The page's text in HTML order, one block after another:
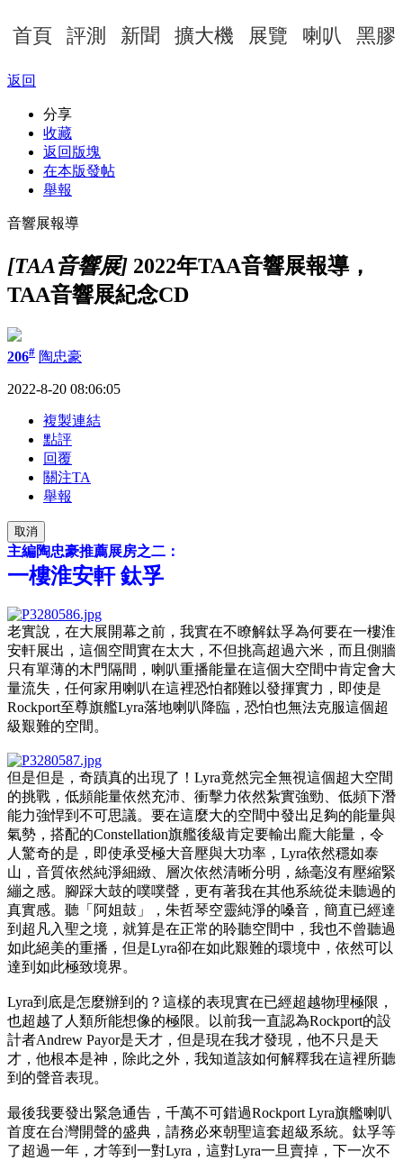
首頁 評測 新聞 擴大機 展覽 喇叭 黑膠
返回
分享
收藏
返回版塊
在本版發帖
舉報
音響展報導
[TAA音響展] 2022年TAA音響展報導，
TAA音響展紀念CD
206# 陶忠豪
2022-8-20 08:06:05
複製連結
點評
回覆
關注TA
舉報
取消
主編陶忠豪推薦展房之二：
一樓淮安軒鈦孚
老實說，在大展開幕之前，我實在不瞭解鈦孚為何要在一樓淮
安軒展出，這個空間實在太大，不但挑高超過六米，而且側牆
只有單薄的木門隔間，喇叭重播能量在這個大空間中肯定會大
量流失，任何家用喇叭在這裡恐怕都難以發揮實力，即使是
Rockport至尊旗艦Lyra落地喇叭降臨，恐怕也無法克服這個超
級艱難的空間。
但是但是，奇蹟真的出現了！Lyra竟然完全無視這個超大空間
的挑戰，低頻能量依然充沛、衝擊力依然紮實強勁、低頻下潛
能力強悍到不可思議。要在這麼大的空間中發出足夠的能量與
氣勢，搭配的Constellation旗艦後級肯定要輸出龐大能量，令
人驚奇的是，即使承受極大音壓與大功率，Lyra依然穩如泰
山，音質依然純淨細緻、層次依然清晰分明，絲毫沒有壓縮緊
繃之感。腳踩大鼓的噗噗聲，更有著我在其他系統從未聽過的
真實感。聽「阿姐鼓」，朱哲琴空靈純淨的嗓音，簡直已經達
到超凡入聖之境，就算是在正常的聆聽空間中，我也不曾聽過
如此絕美的重播，但是Lyra卻在如此艱難的環境中，依然可以
達到如此極致境界。
Lyra到底是怎麼辦到的？這樣的表現實在已經超越物理極限，
也超越了人類所能想像的極限。以前我一直認為Rockport的設
計者Andrew Payor是天才，但是現在我才發現，他不只是天
才，他根本是神，除此之外，我知道該如何解釋我在這裡所聽
到的聲音表現。
最後我要發出緊急通告，千萬不可錯過Rockport Lyra旗艦喇叭
首度在台灣開聲的盛典，請務必來朝聖這套超級系統。鈦孚等
了超過一年，才等到一對Lyra，這對Lyra一旦賣掉，下一次不